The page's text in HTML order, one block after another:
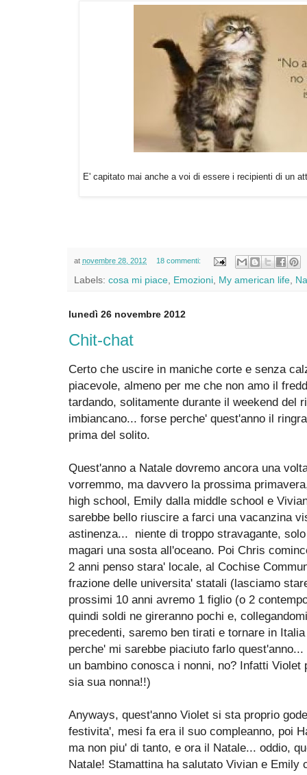
E' capitato mai anche a voi di essere i recipienti di un
at novembre 28, 2012 18 commenti:
Labels: cosa mi piace Emozioni My american life
lunedì 26 novembre 2012
Chit-chat
Certo che uscire in maniche corte e senza
piacevole, almeno per me che non amo il
tardando, solitamente durante il weekend del
imbiancano... forse perche' quest'anno il
prima del solito.
Quest'anno a Natale dovremo ancora una
vorremmo, ma davvero la prossima
high school, Emily dalla middle school e
sarebbe bello riuscire a farci una vacanzina
astinenza... niente di troppo stravagante,
magari una sosta all'oceano. Poi Chris
2 anni penso stara' locale, al Cochise
frazione delle universita' statali (lasciamo
prossimi 10 anni avremo 1 figlio (o 2
quindi soldi ne gireranno pochi e,
precedenti, saremo ben tirati e tornare in
perche' mi sarebbe piaciuto farlo
un bambino conosca i nonni, no? Infatti
sia sua nonna!!)
Anyways, quest'anno Violet si sta proprio
festivita', mesi fa era il suo compleanno, poi
ma non piu' di tanto, e ora il Natale... oddio,
Natale! Stamattina ha salutato Vivian e Emily